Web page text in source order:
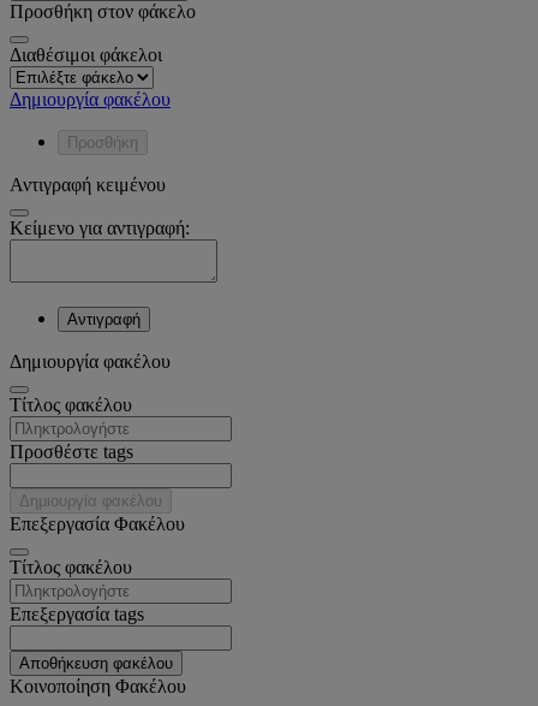
Προσθήκη στον φάκελο
Διαθέσιμοι φάκελοι
Δημιουργία φακέλου
Προσθήκη
Αντιγραφή κειμένου
Κείμενο για αντιγραφή:
Αντιγραφή
Δημιουργία φακέλου
Tίτλος φακέλου
Προσθέστε tags
Δημιουργία φακέλου
Επεξεργασία Φακέλου
Tίτλος φακέλου
Επεξεργασία tags
Αποθήκευση φακέλου
Κοινοποίηση Φακέλου